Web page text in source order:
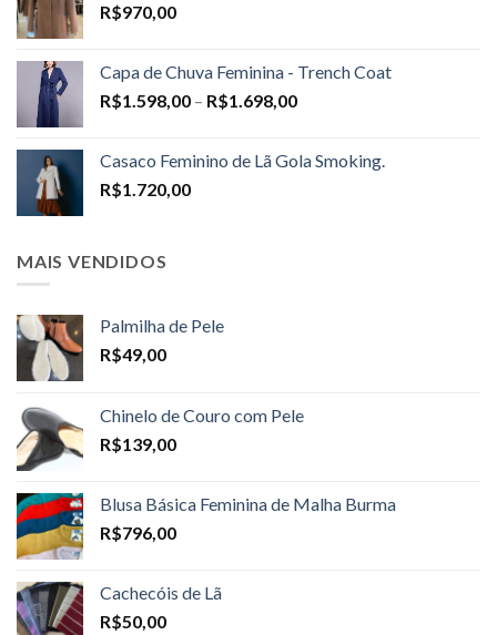
R$970,00
Capa de Chuva Feminina - Trench Coat
R$1.598,00 – R$1.698,00Price
through
Casaco Feminino de Lã Gola Smoking.
R$1.720,00
MAIS VENDIDOS
Palmilha de Pele
R$49,00
Chinelo de Couro com Pele
R$139,00
Blusa Básica Feminina de Malha Burma
R$796,00
Cachecóis de Lã
R$50,00